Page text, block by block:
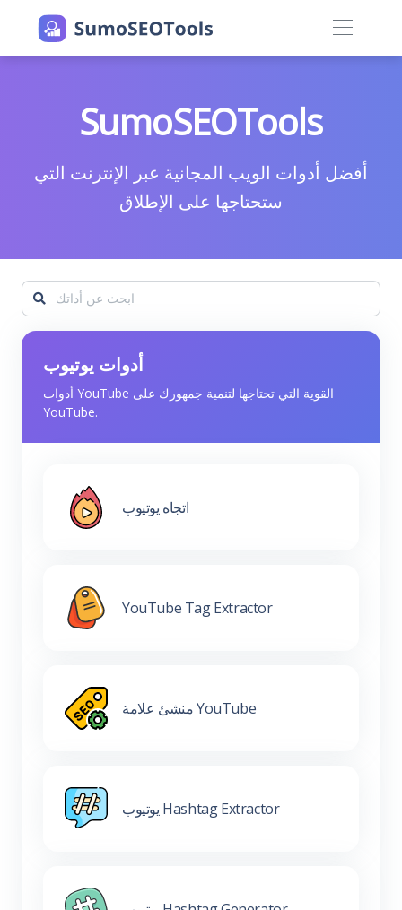
SumoSEOTools
أفضل أدوات الويب المجانية عبر الإنترنت التي
ستحتاجها على الإطلاق
أدوات يوتيوب
أدوات YouTube القوية التي تحتاجها لتنمية جمهورك على
YouTube.
اتجاه يوتيوب
YouTube Tag Extractor
منشئ علامة YouTube
يوتيوب Hashtag Extractor